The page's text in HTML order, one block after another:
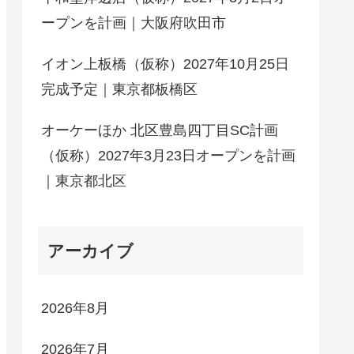
ープンを計画｜大阪府吹田市
イオン上板橋（仮称）2027年10月25日
完成予定｜東京都板橋区
オーケーほか 北区豊島四丁目SC計画
（仮称）2027年3月23日オープンを計画
｜東京都北区
アーカイブ
2026年8月
2026年7月